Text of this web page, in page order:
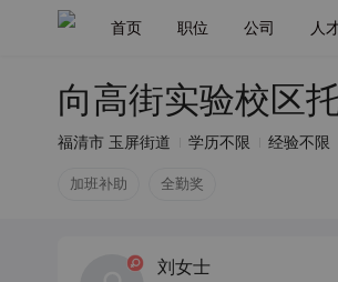
首页 职位 公司 人
福清市 玉屏街道 学历不限 经验不限
加班补助 全勤奖
刘女士